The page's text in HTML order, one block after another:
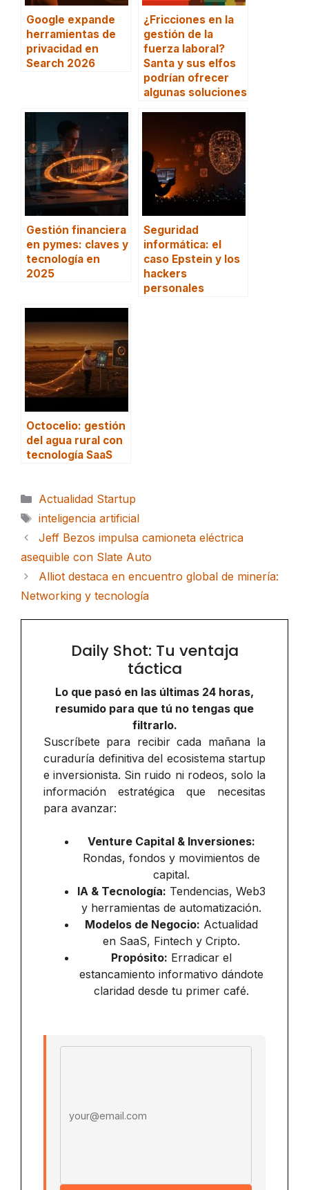
Google expande
herramientas de
privacidad en
Search 2026
¿Fricciones en la
gestión de la
fuerza laboral?
Santa y sus elfos
podrían ofrecer
algunas soluciones
Gestión financiera
en pymes: claves y
tecnología en
2025
Seguridad
informática: el
caso Epstein y los
hackers
personales
Octocelio: gestión
del agua rural con
tecnología SaaS
Categorías
Actualidad Startup
Etiquetas
inteligencia artificial
Jeff Bezos impulsa camioneta eléctrica
asequible con Slate Auto
Alliot destaca en encuentro global de minería:
Networking y tecnología
Daily Shot: Tu ventaja
táctica
Lo que pasó en las últimas 24 horas,
resumido para que tú no tengas que
filtrarlo.
Suscríbete para recibir cada mañana la
curaduría definitiva del ecosistema startup
e inversionista. Sin ruido ni rodeos, solo la
información estratégica que necesitas
para avanzar:
Venture Capital & Inversiones:
Rondas, fondos y movimientos de
capital.
IA & Tecnología: Tendencias, Web3
y herramientas de automatización.
Modelos de Negocio: Actualidad
en SaaS, Fintech y Cripto.
Propósito: Erradicar el
estancamiento informativo dándote
claridad desde tu primer café.